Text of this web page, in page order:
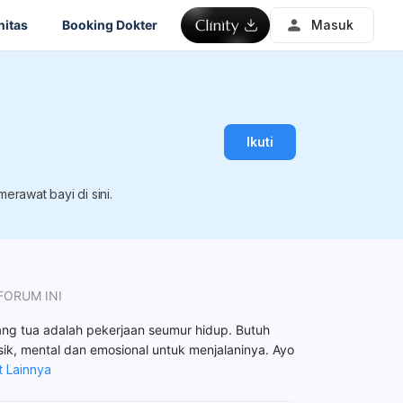
Booking Dokter Masuk
bayi di sini.
Ikuti
INI
tua adalah pekerjaan seumur hidup. Butuh
mental dan emosional untuk menjalaninya. Ayo
Lainnya